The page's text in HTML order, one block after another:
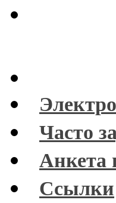
Часто
Анкета
Ссылки